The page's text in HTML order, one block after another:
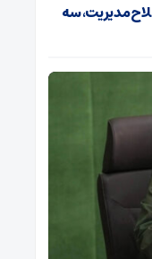
مدیریت، سه